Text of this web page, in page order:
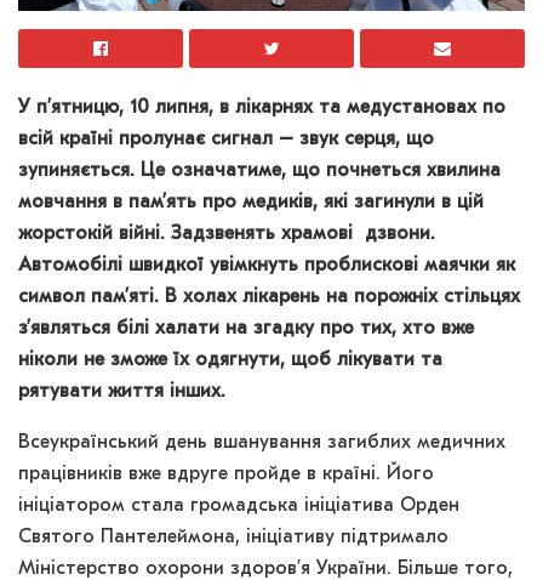
У п’ятницю, 10 липня, в лікарнях та медустановах по
всій країні пролунає сигнал – звук серця, що
зупиняється. Це означатиме, що почнеться хвилина
мовчання в пам’ять про медиків, які загинули в цій
жорстокій війні. Задзвенять храмові дзвони.
Автомобілі швидкої увімкнуть проблискові маячки як
символ пам’яті. В холах лікарень на порожніх стільцях
з’являться білі халати на згадку про тих, хто вже
ніколи не зможе їх одягнути, щоб лікувати та
рятувати життя інших.
Всеукраїнський день вшанування загиблих медичних
працівників вже вдруге пройде в країні. Його
ініціатором стала громадська ініціатива Орден
Святого Пантелеймона, ініціативу підтримало
Міністерство охорони здоров’я України. Більше того,